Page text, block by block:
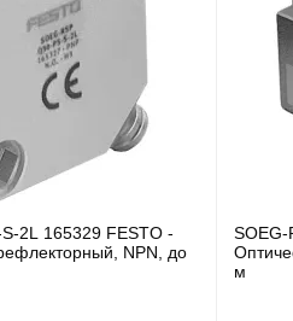
2L 165329 FESTO -
NPN, до
SOEG-
м